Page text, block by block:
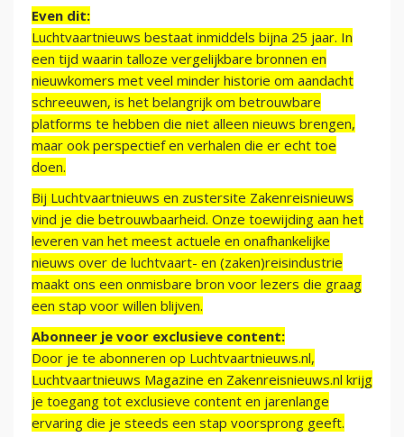
Even dit:
Luchtvaartnieuws bestaat inmiddels bijna 25 jaar. In
een tijd waarin talloze vergelijkbare bronnen en
nieuwkomers met veel minder historie om aandacht
schreeuwen, is het belangrijk om betrouwbare
platforms te hebben die niet alleen nieuws brengen,
maar ook perspectief en verhalen die er echt toe
doen.
Bij Luchtvaartnieuws en zustersite Zakenreisnieuws
vind je die betrouwbaarheid. Onze toewijding aan het
leveren van het meest actuele en onafhankelijke
nieuws over de luchtvaart- en (zaken)reisindustrie
maakt ons een onmisbare bron voor lezers die graag
een stap voor willen blijven.
Abonneer je voor exclusieve content:
Door je te abonneren op Luchtvaartnieuws.nl,
Luchtvaartnieuws Magazine en Zakenreisnieuws.nl krijg
je toegang tot exclusieve content en jarenlange
ervaring die je steeds een stap voorsprong geeft.